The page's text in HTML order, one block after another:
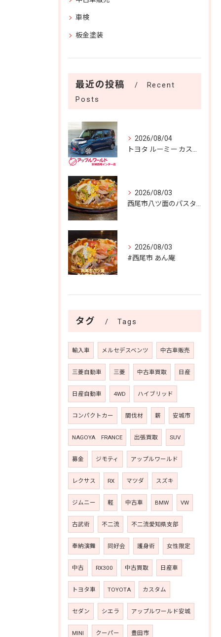
車検
板金塗装
最近の投稿
Recent
Posts
2026/08/04
2026/08/03
2026/08/03
#西尾市 あん庵
タグ Tags
輸入車 メルセデスベンツ 中古車販売
三菱自動車 三菱 中古車買取 日産
日産自動車 4WD ハイブリッド
コンパクトカー 間伐材 薪 安城市
NAGOYA FRANCE 出張買取 SUV
募金 ジモティ アップルワールド
レクサス RX マツダ スズキ
ジムニー 軽 中古車 BMW VW
古武術 不二流 不二流愛知県支部
奉納演舞 同好会 護身術 女性限定
中古 RX300 中古買取 日産車
トヨタ車 TOYOTA カスタム
セダン シエラ アップルワールド安城
MINI クーパー 豊田市